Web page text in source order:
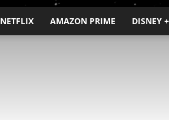
NETFLIX AMAZON PRIME DISNEY +